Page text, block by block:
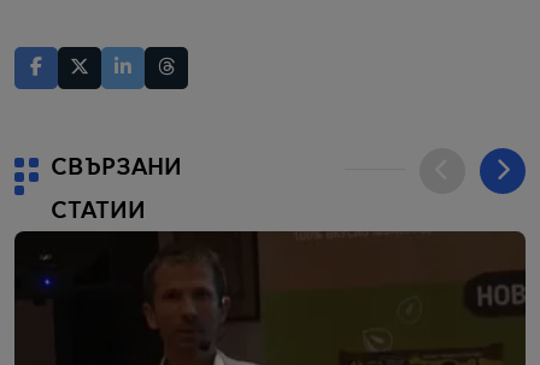
СВЪРЗАНИ
СТАТИИ